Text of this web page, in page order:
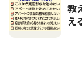
教
え